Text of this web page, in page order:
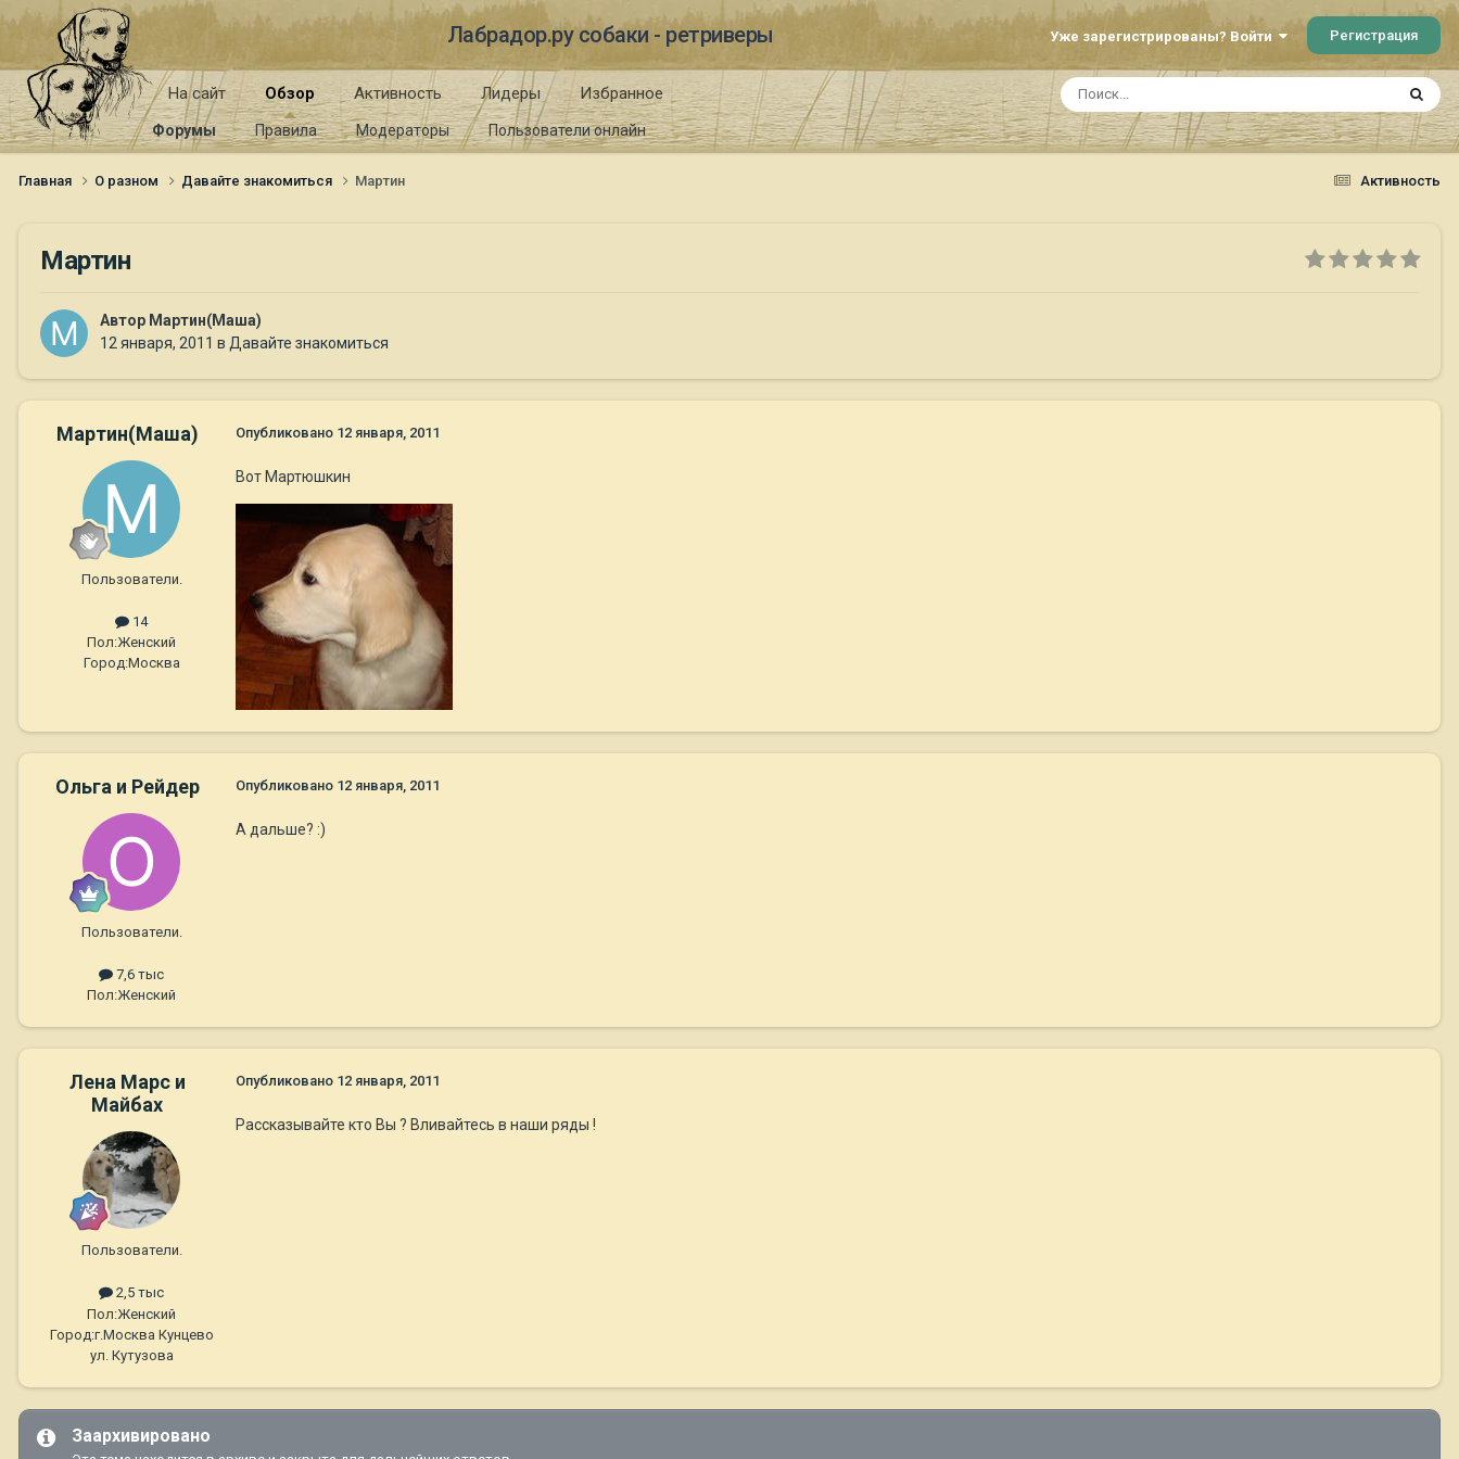
Лабрадор.ру собаки - ретриверы Уже зарегистрированы? Войти Регистрация
На сайт Обзор
Форумы Правила Модераторы Пользователи онлайн
Активность Лидеры Избранное
Активность
Главная О разном Давайте знакомиться Мартин
Мартин
Автор Мартин(Маша)
12 января, 2011 в Давайте знакомиться
Мартин(Маша)
Пользователи.
14
Пол:Женский
Город:Москва
Опубликовано 12 января, 2011
Вот Мартюшкин
Ольга и Рейдер
Пользователи.
7,6 тыс
Пол:Женский
Опубликовано 12 января, 2011
А дальше? :)
Лена Марс и
Майбах
Пользователи.
2,5 тыс
Пол:Женский
Город:г.Москва Кунцево
ул. Кутузова
Опубликовано 12 января, 2011
Рассказывайте кто Вы ? Вливайтесь в наши ряды !
Заархивировано